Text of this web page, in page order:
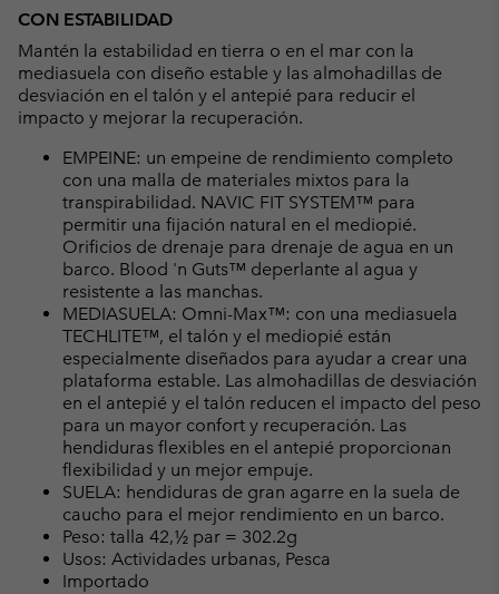
CON ESTABILIDAD
Mantén la estabilidad en tierra o en el mar con la
mediasuela con diseño estable y las almohadillas de
desviación en el talón y el antepié para reducir el
impacto y mejorar la recuperación.
EMPEINE: un empeine de rendimiento completo
con una malla de materiales mixtos para la
transpirabilidad. NAVIC FIT SYSTEM™ para
permitir una fijación natural en el mediopié.
Orificios de drenaje para drenaje de agua en un
barco. Blood 'n Guts™ deperlante al agua y
resistente a las manchas.
MEDIASUELA: Omni-Max™: con una mediasuela
TECHLITE™, el talón y el mediopié están
especialmente diseñados para ayudar a crear una
plataforma estable. Las almohadillas de desviación
en el antepié y el talón reducen el impacto del peso
para un mayor confort y recuperación. Las
hendiduras flexibles en el antepié proporcionan
flexibilidad y un mejor empuje.
SUELA: hendiduras de gran agarre en la suela de
caucho para el mejor rendimiento en un barco.
Peso: talla 42,½ par = 302.2g
Usos: Actividades urbanas, Pesca
Importado